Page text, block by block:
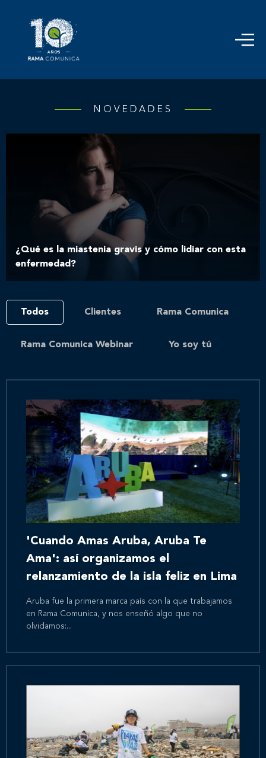
NOVEDADES
¿Qué es la miastenia gravis y cómo lidiar con esta
enfermedad?
Todos Clientes Rama Comunica
Rama Comunica Webinar Yo soy tú
'Cuando Amas Aruba, Aruba Te
Ama': así organizamos el
relanzamiento de la isla feliz en Lima
Aruba fue la primera marca país con la que trabajamos
en Rama Comunica, y nos enseñó algo que no
olvidamos:...